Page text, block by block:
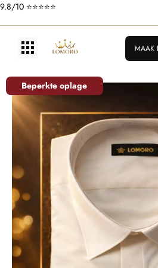
9.8/10 ⭐️⭐️⭐️⭐️⭐️
MAAK
Beperkte oplage